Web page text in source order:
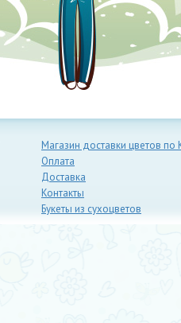
Магазин доставки цветов по
Оплата
Доставка
Контакты
Букеты из сухоцветов